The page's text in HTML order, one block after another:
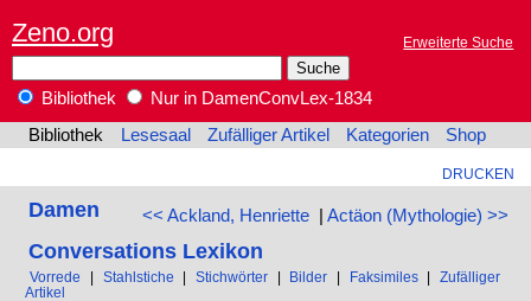
Zeno.org Erweiterte Suche
Bibliothek
Nur in DamenConvLex-1834
Bibliothek
Lesesaal Zufälliger Artikel Kategorien Shop
DRUCKEN
<< Ackland, Henriette| Actäon (Mythologie) >>
Damen
Conversations Lexikon
Vorrede | Stahlstiche | Stichwörter | Bilder | Faksimiles |
Zufälliger
Artikel